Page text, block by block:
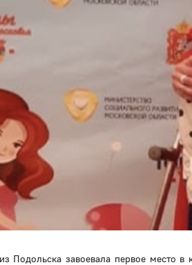
Подольска завоевала первое место